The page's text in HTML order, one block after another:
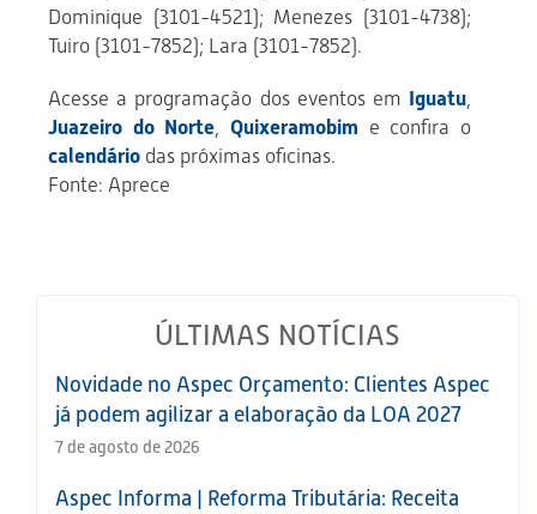
Dominique (3101-4521); Menezes (3101-4738);
Tuiro (3101-7852); Lara (3101-7852).
Acesse a programação dos eventos em Iguatu,
Juazeiro do Norte,Quixeramobim e confira o
calendário das próximas oficinas.
Fonte: Aprece
ÚLTIMAS NOTÍCIAS
Novidade no Aspec Orçamento: Clientes Aspec
já podem agilizar a elaboração da LOA 2027
7 de agosto de 2026
Aspec Informa | Reforma Tributária: Receita